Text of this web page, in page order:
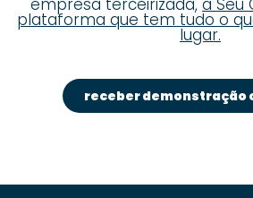
empresa terceirizada, a Seu
plataforma que tem tudo o
lugar.
receber demonstração